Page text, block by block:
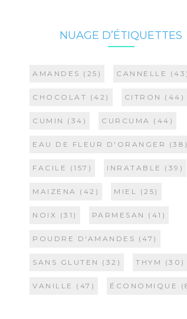
NUAGE D’ÉTIQUETTES
AMANDES (25) CANNELLE (43)
CHOCOLAT (42) CITRON (44)
CUMIN (34) CURCUMA (44)
EAU DE FLEUR D'ORANGER (38)
FACILE (157) INRATABLE (39)
MAIZENA (42) MIEL (25)
NOIX (31) PARMESAN (41)
POUDRE D'AMANDES (47)
SANS GLUTEN (32) THYM (30)
VANILLE (47) ÉCONOMIQUE